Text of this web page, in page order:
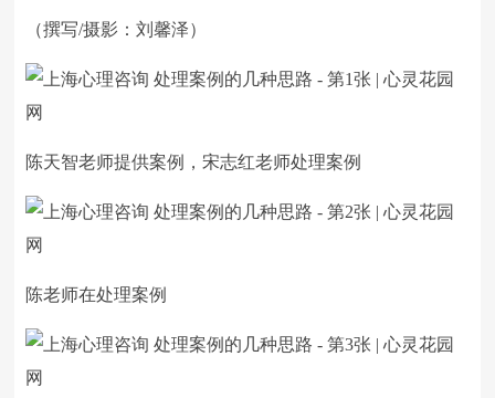
（撰写/摄影：刘馨泽）
陈天智老师提供案例，宋志红老师处理案例
陈老师在处理案例